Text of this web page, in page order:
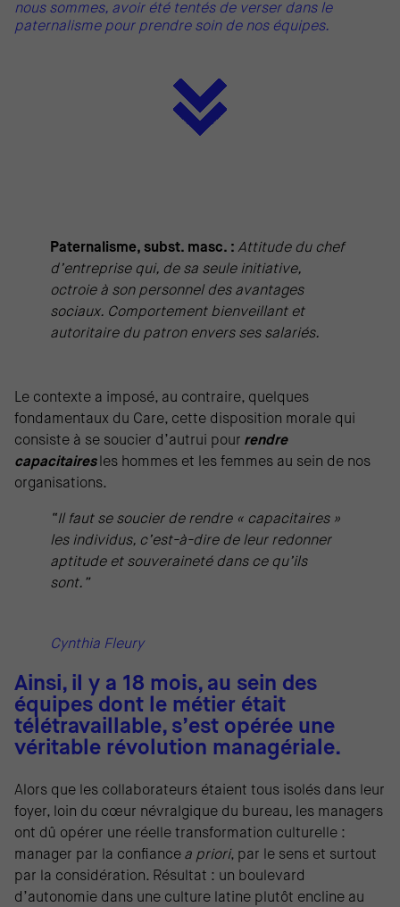
nous sommes, avoir été tentés de verser dans le
paternalisme pour prendre soin de nos équipes.
Paternalisme, subst. masc. : Attitude du chef
d’entreprise qui, de sa seule initiative,
octroie à son personnel des avantages
sociaux. Comportement bienveillant et
autoritaire du patron envers ses salariés.
Le contexte a imposé, au contraire, quelques
fondamentaux du Care, cette disposition morale qui
consiste à se soucier d’autrui pour rendre
capacitairesles hommes et les femmes au sein de nos
organisations.
“Il faut se soucier de rendre « capacitaires »
les individus, c’est-à-dire de leur redonner
aptitude et souveraineté dans ce qu’ils
sont.”
Cynthia Fleury
Ainsi, il y a 18 mois, au sein des
équipes dont le métier était
télétravaillable, s’est opérée une
véritable révolution managériale.
Alors que les collaborateurs étaient tous isolés dans leur
foyer, loin du cœur névralgique du bureau, les managers
ont dû opérer une réelle transformation culturelle :
manager par la confiance a priori, par le sens et surtout
par la considération. Résultat : un boulevard
d’autonomie dans une culture latine plutôt encline au